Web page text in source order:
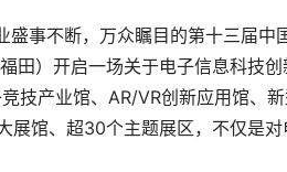
盛事不断，万众瞩目的第十三届
田）开启一场关于电子信息科技
技产业馆、AR/VR创新应用馆、
展馆、超30个主题展区，不仅是